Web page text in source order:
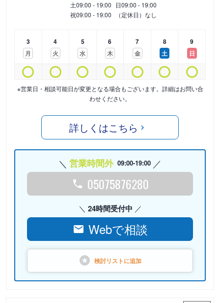
土09:00 - 19:00 日09:00 - 19:00
祝09:00 - 19:00 （定休日）なし
3
月
4
火
5
水
6
木
7
金
8
土
9
日
※営業日・相談可能日が変更となる場合もございます。詳細はお問い合
わせください。
詳しくはこちら
営業時間外 09:00-19:00
05075876280
24時間受付中
Webで相談
検討リストに追加